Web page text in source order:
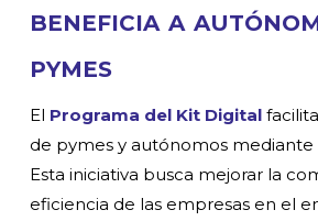
beneficia a
pymes
El Programa del Kit Digital
de pymes y autónomos mediante
Esta iniciativa busca mejorar la
eficiencia de las empresas en el